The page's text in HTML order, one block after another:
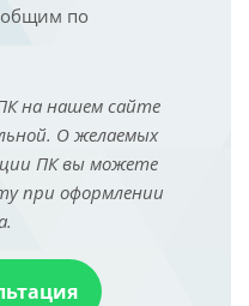
по
на нашем сайте
О желаемых
ПК вы можете
при оформлении